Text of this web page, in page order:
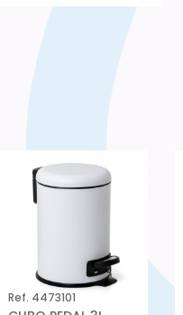
Ref. 4473101